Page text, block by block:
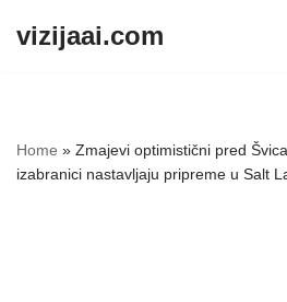
vizijaai.com
Home » Zmajevi optimistični pred
izabranici nastavljaju pripreme u Salt